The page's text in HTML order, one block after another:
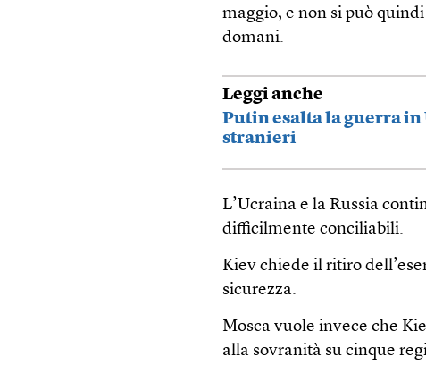
maggio, e non si può
domani.
Leggi anche
Putin esalta la guerra
stranieri
L’Ucraina e la Russia
difficilmente conciliabili.
Kiev chiede il ritiro
sicurezza.
Mosca vuole invece che
alla sovranità su cinque